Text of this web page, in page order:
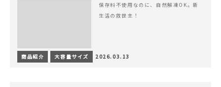
保存料不使用なのに、自然解凍OK。新
生活の救世主！
商品紹介 大容量サイズ 2026.03.13